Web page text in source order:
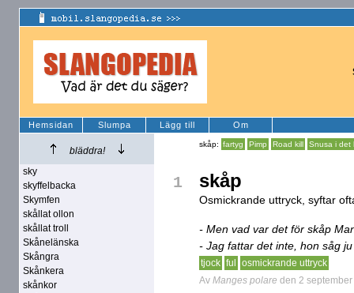
Hemsidan Slumpa Lägg till Om
bläddra!
sky
skyffelbacka
Skymfen
skållat ollon
skållat troll
Skånelänska
Skångra
Skånkera
skånkor
skåp: fartyg Pimp Road kill Snusa i det
1 skåp
Osmickrande uttryck, syftar
- Men vad var det för skåp
- Jag fattar det inte, hon såg
tjock ful
osmickrande uttryck
Av Manges polare den 2